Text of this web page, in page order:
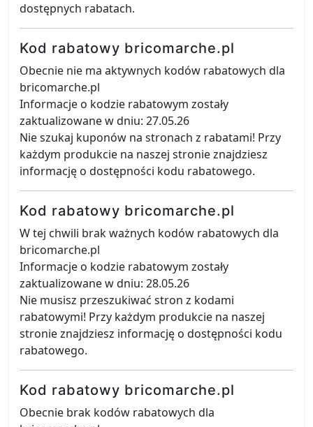
dostępnych rabatach.
Kod rabatowy bricomarche.pl
Obecnie nie ma aktywnych kodów rabatowych dla
bricomarche.pl
Informacje o kodzie rabatowym zostały
zaktualizowane w dniu: 27.05.26
Nie szukaj kuponów na stronach z rabatami! Przy
każdym produkcie na naszej stronie znajdziesz
informację o dostępności kodu rabatowego.
Kod rabatowy bricomarche.pl
W tej chwili brak ważnych kodów rabatowych dla
bricomarche.pl
Informacje o kodzie rabatowym zostały
zaktualizowane w dniu: 28.05.26
Nie musisz przeszukiwać stron z kodami
rabatowymi! Przy każdym produkcie na naszej
stronie znajdziesz informację o dostępności kodu
rabatowego.
Kod rabatowy bricomarche.pl
Obecnie brak kodów rabatowych dla